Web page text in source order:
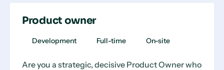
Product owner
Development Full-time On-site
Are you a strategic, decisive Product Owner who